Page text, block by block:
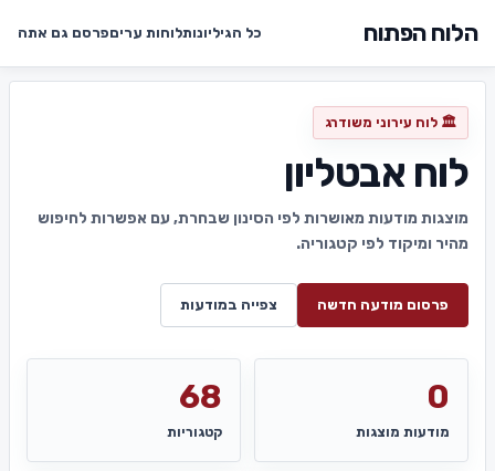
הלוח הפתוח כל הגיליונותלוחות עריםפרסם גם אתה
🏛️ לוח עירוני משודרג
לוח אבטליון
מוצגות מודעות מאושרות לפי הסינון שבחרת, עם אפשרות לחיפוש
מהיר ומיקוד לפי קטגוריה.
פרסום מודעה חדשה צפייה במודעות
0
מודעות מוצגות
68
קטגוריות